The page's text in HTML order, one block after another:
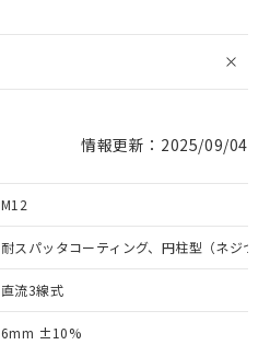
情報更新：2025/09/04
M12
耐スパッタコーティング、円柱型（ネジつ
直流3線式
6mm ±10%